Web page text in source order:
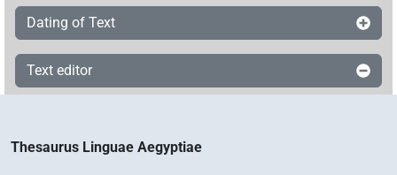
Dating of Text
Text editor
Thesaurus Linguae Aegyptiae